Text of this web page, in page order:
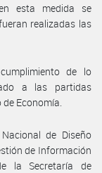
esta medida se
realizadas las
de lo
a las partidas
Economía.
de Diseño
de Información
la Secretaría de